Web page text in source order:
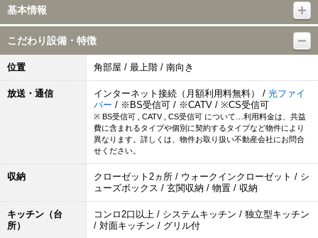
基本情報
こだわり設備・特徴
位置 角部屋 / 最上階 / 南向き
放送・通信 インターネット接続（月額利用料無料） / 光ファイ
バー / ※BS受信可 / ※CATV / ※CS受信可
※ BS受信可 , CATV , CS受信可 について…利用料金は、共益
費に含まれるタイプや個別に契約するタイプなど物件により
異なります。詳しくは、物件お取り扱い不動産会社にお問合
せください。
収納
クローゼット2ヵ所 / ウォークインクローゼット / シ
ューズボックス / 玄関収納 / 物置 / 収納
キッチン（台
所）
コンロ2口以上 / システムキッチン / 独立型キッチン
/ 対面キッチン / グリル付